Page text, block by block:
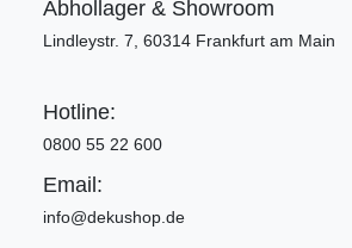
Abhollager & Showroom
Lindleystr. 7, 60314 Frankfurt am Main
Hotline:
0800 55 22 600
Email:
info@dekushop.de